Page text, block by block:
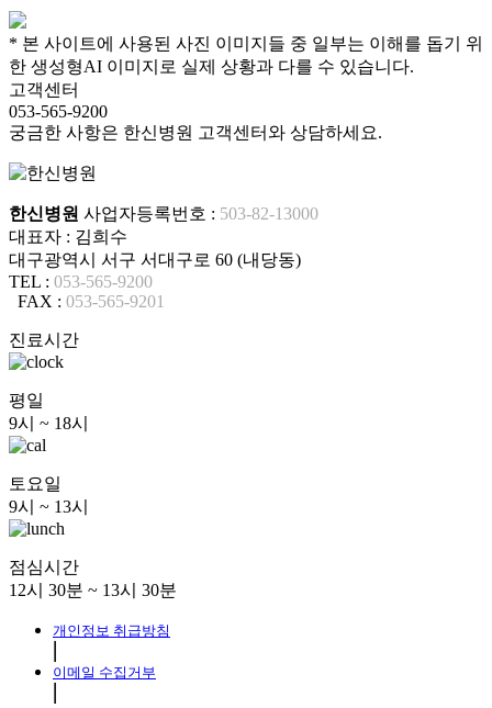
* 본 사이트에 사용된 사진 이미지들 중 일부는 이해를 돕기 위
한 생성형AI 이미지로 실제 상황과 다를 수 있습니다.
고객센터
053-565-9200
궁금한 사항은 한신병원 고객센터와 상담하세요.
한신병원 사업자등록번호 : 503-82-13000
대표자 : 김희수
대구광역시 서구 서대구로 60 (내당동)
TEL : 053-565-9200
FAX : 053-565-9201
진료시간
평일
9시 ~ 18시
토요일
9시 ~ 13시
점심시간
12시 30분 ~ 13시 30분
개인정보 취급방침
이메일 수집거부